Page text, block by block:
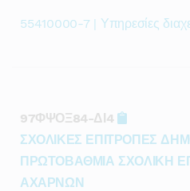
55410000-7 | Υπηρεσίες
97ΦΨΟΞ84-ΔΙ4
ΣΧΟΛΙΚΕΣ ΕΠΙΤΡΟΠΕΣ
ΠΡΩΤΟΒΑΘΜΙΑ ΣΧΟΛΙΚΗ
ΑΧΑΡΝΩΝ